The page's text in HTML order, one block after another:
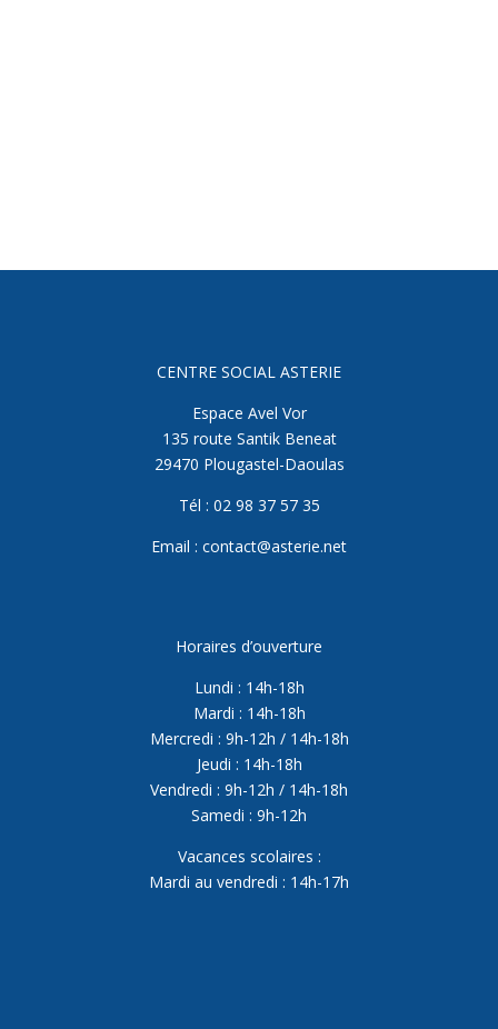
CENTRE SOCIAL ASTERIE
Espace Avel Vor
135 route Santik Beneat
29470 Plougastel-Daoulas
Tél : 02 98 37 57 35
Email : contact@asterie.net
Horaires d’ouverture
Lundi : 14h-18h
Mardi : 14h-18h
Mercredi : 9h-12h / 14h-18h
Jeudi : 14h-18h
Vendredi : 9h-12h / 14h-18h
Samedi : 9h-12h
Vacances scolaires :
Mardi au vendredi : 14h-17h